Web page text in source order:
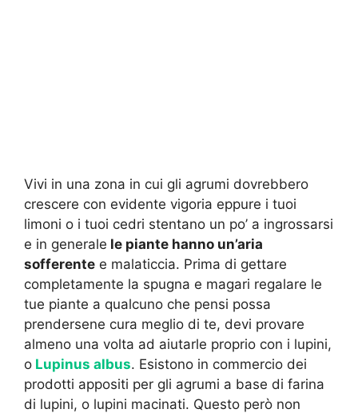
Vivi in una zona in cui gli agrumi dovrebbero
crescere con evidente vigoria eppure i tuoi
limoni o i tuoi cedri stentano un po’ a ingrossarsi
e in generale le piante hanno un’aria
sofferente e malaticcia. Prima di gettare
completamente la spugna e magari regalare le
tue piante a qualcuno che pensi possa
prendersene cura meglio di te, devi provare
almeno una volta ad aiutarle proprio con i lupini,
o Lupinus albus. Esistono in commercio dei
prodotti appositi per gli agrumi a base di farina
di lupini, o lupini macinati. Questo però non